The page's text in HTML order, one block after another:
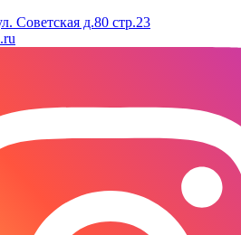
Советская д.80 стр.23